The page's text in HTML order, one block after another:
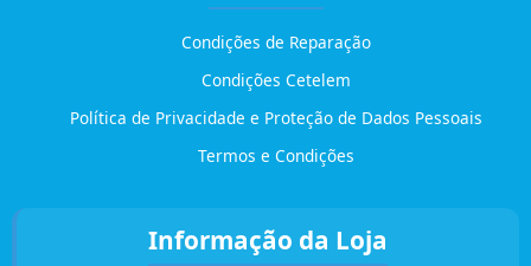
Condições de Reparação
Condições Cetelem
Política de Privacidade e Proteção de Dados Pessoais
Termos e Condições
Informação da Loja